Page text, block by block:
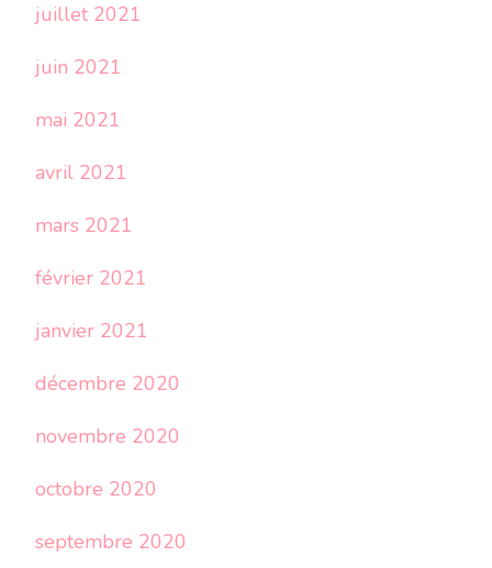
juillet 2021
juin 2021
mai 2021
avril 2021
mars 2021
février 2021
janvier 2021
décembre 2020
novembre 2020
octobre 2020
septembre 2020